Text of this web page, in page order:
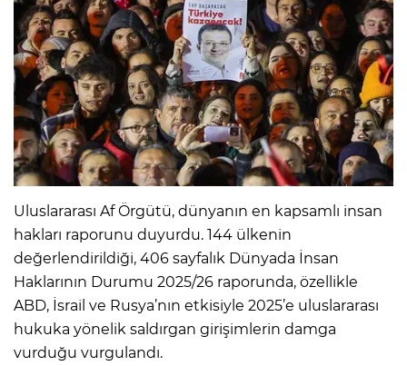
Uluslararası Af Örgütü, dünyanın en kapsamlı insan
hakları raporunu duyurdu. 144 ülkenin
değerlendirildiği, 406 sayfalık Dünyada İnsan
Haklarının Durumu 2025/26 raporunda, özellikle
ABD, İsrail ve Rusya’nın etkisiyle 2025’e uluslararası
hukuka yönelik saldırgan girişimlerin damga
vurduğu vurgulandı.